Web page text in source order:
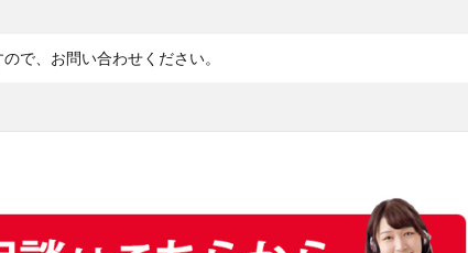
で、お問い合わせください。